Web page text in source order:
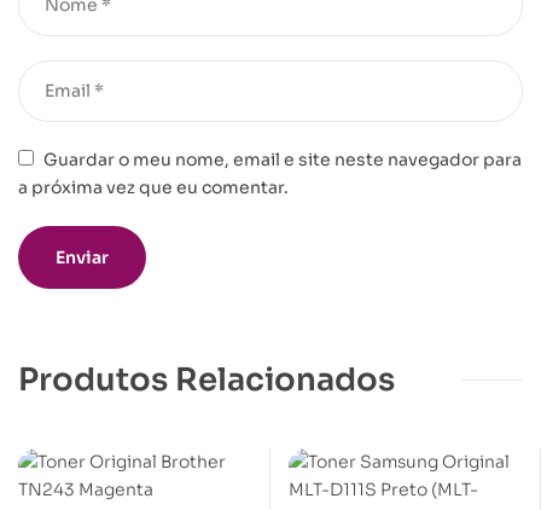
Guardar o meu nome, email e site neste navegador para
a próxima vez que eu comentar.
Produtos Relacionados